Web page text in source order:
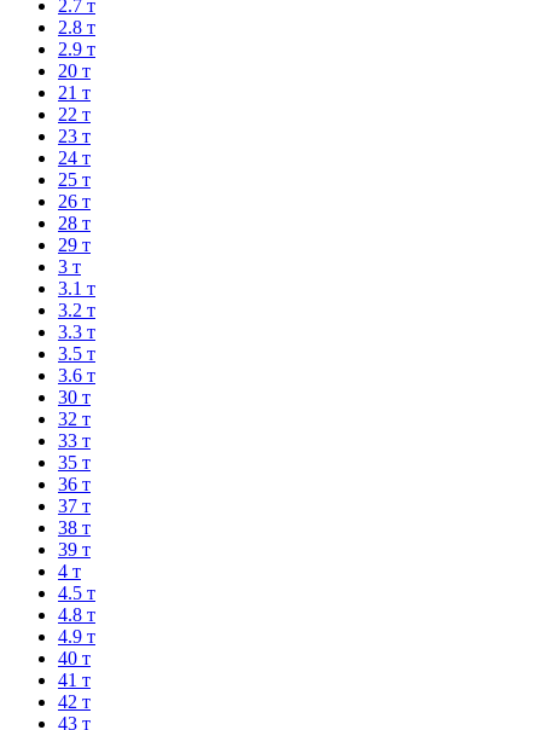
2.7 т
2.8 т
2.9 т
20 т
21 т
22 т
23 т
24 т
25 т
26 т
28 т
29 т
3 т
3.1 т
3.2 т
3.3 т
3.5 т
3.6 т
30 т
32 т
33 т
35 т
36 т
37 т
38 т
39 т
4 т
4.5 т
4.8 т
4.9 т
40 т
41 т
42 т
43 т